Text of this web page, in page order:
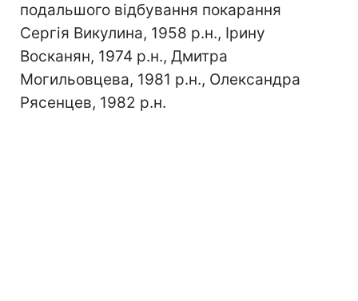
подальшого відбування покарання
Сергія Викулина, 1958 р.н., Ірину
Восканян, 1974 р.н., Дмитра
Могильовцева, 1981 р.н., Олександра
Рясенцев, 1982 р.н.